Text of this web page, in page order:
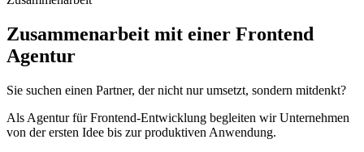
Zusammenarbeit mit einer Frontend
Agentur
Sie suchen einen Partner, der nicht nur umsetzt, sondern mitdenkt?
Als Agentur für Frontend-Entwicklung begleiten wir Unternehmen
von der ersten Idee bis zur produktiven Anwendung.